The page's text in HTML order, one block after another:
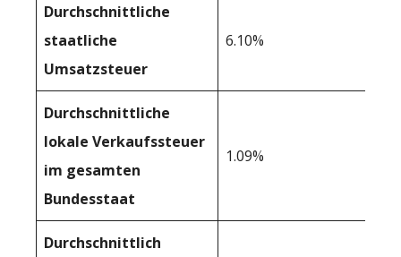
Durchschnittliche
staatliche
Umsatzsteuer
6.10%
Durchschnittliche
lokale Verkaufssteuer
im gesamten
Bundesstaat
1.09%
Durchschnittlich